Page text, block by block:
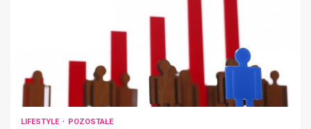
LIFESTYLE POZOSTAŁE